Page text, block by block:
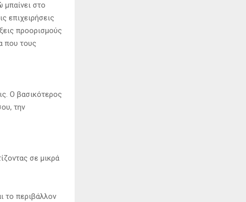
στο
επιχειρήσεις
προορισμούς
που τους
Ο βασικότερος
την
σε μικρά
το περιβάλλον